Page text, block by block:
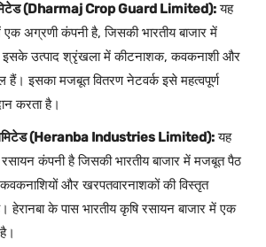
(Dharmaj Crop Guard Limited):यह
एक अग्रणी कंपनी है, जिसकी भारतीय बाजार में
इसके उत्पाद श्रृंखला में कीटनाशक, कवकनाशी और
हैं। इसका मजबूत वितरण नेटवर्क इसे महत्वपूर्ण
करता है।
(Heranba Industries Limited):यह
कंपनी है जिसकी भारतीय बाजार में मजबूत पैठ
और खरपतवारनाशकों की विस्तृत
के पास भारतीय कृषि रसायन बाजार में एक